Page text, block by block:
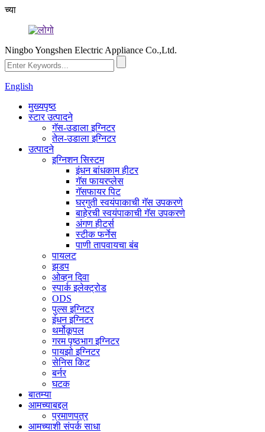
च्या
Ningbo Yongshen Electric Appliance Co.,Ltd.
English
मुख्यपृष्ठ
स्टार उत्पादने
गॅस-उडाला इग्निटर
तेल-उडाला इग्निटर
उत्पादने
इग्निशन सिस्टम
इंधन बांधकाम हीटर
गॅस फायरप्लेस
गॅसफायर पिट
घरगुती स्वयंपाकाची गॅस उपकरणे
बाहेरची स्वयंपाकाची गॅस उपकरणे
अंगण हीटर्स
स्टीक फर्नेस
पाणी तापवायचा बंब
पायलट
झडप
ओव्हन दिवा
स्पार्क इलेक्ट्रोड
ODS
पुल्स इग्निटर
इंधन इग्निटर
थर्मोकूपल
गरम पृष्ठभाग इग्निटर
पायझो इग्निटर
सेनिस किट
बर्नर
घटक
बातम्या
आमच्याबद्दल
प्रमाणपत्र
आमच्याशी संपर्क साधा